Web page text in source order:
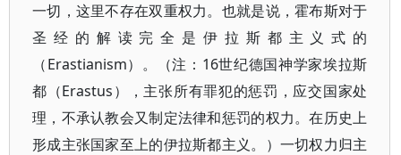
一切，这里不存在双重权力。也就是说，霍布斯对于
圣经的解读完全是伊拉斯都主义式的
（Erastianism）。（注：16世纪德国神学家埃拉斯
都（Erastus），主张所有罪犯的惩罚，应交国家处
理，不承认教会又制定法律和惩罚的权力。在历史上
形成主张国家至上的伊拉斯都主义。）一切权力归主